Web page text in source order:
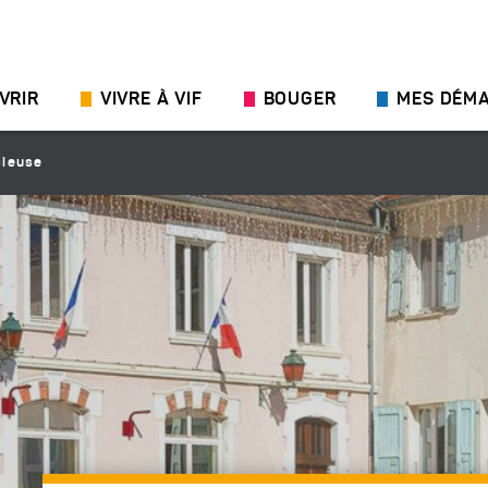
VIVRE À VIF BOUGER MES